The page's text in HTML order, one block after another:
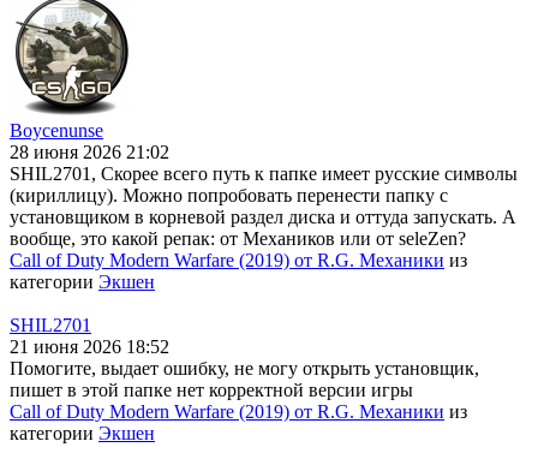
Boycenunse
28 июня 2026 21:02
SHIL2701, Скорее всего путь к папке имеет русские символы
(кириллицу). Можно попробовать перенести папку с
установщиком в корневой раздел диска и оттуда запускать. А
вообще, это какой репак: от Механиков или от seleZen?
Call of Duty Modern Warfare (2019) от R.G. Механики из
категории Экшен
SHIL2701
21 июня 2026 18:52
Помогите, выдает ошибку, не могу открыть установщик,
пишет в этой папке нет корректной версии игры
Call of Duty Modern Warfare (2019) от R.G. Механики из
категории Экшен